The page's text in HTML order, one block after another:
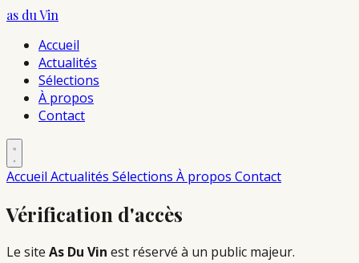
as duVin
Accueil
Actualités
Sélections
À propos
Contact
Accueil Actualités Sélections À propos Contact
Vérification d'accès
Le site As Du Vin est réservé à un public majeur.